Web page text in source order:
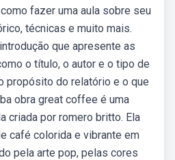
fazer uma aula sobre seu
técnicas e muito mais.
que apresente as
o título, o autor e o tipo de
propósito do relatório e o que
obra great coffee é uma
criada por romero britto. Ela
café colorida e vibrante em
pela arte pop, pelas cores